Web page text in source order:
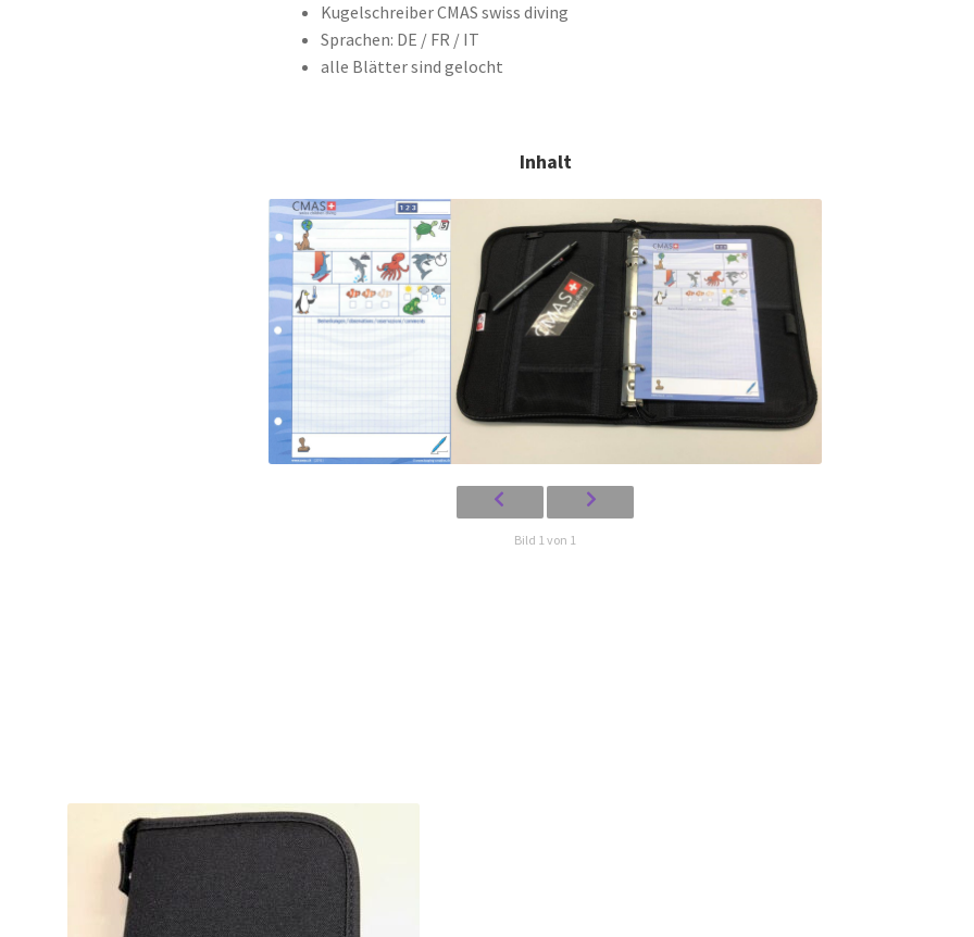
Kugelschreiber CMAS swiss diving
Sprachen: DE / FR / IT
alle Blätter sind gelocht
Inhalt
Bild 1 von 1